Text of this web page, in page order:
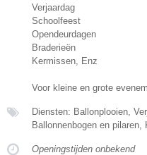
Verjaardag
Schoolfeest
Opendeurdagen
Braderieën
Kermissen, Enz
Voor kleine en grote
Diensten: Ballonplooien,
Ballonnenbogen en pilaren,
Openingstijden onbekend